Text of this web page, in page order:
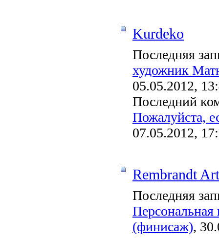
Kurdeko
Последняя
художник
05.05.2012,
Последний
Пожалуйста,
07.05.2012,
Rembrandt Art
Последняя
Персональная
(финисаж),